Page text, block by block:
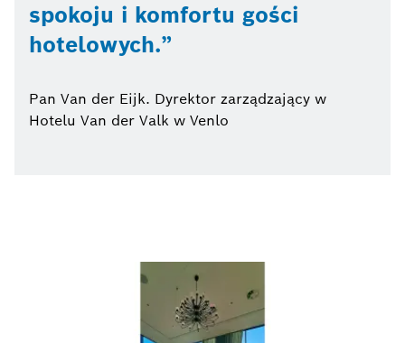
spokoju i komfortu gości
hotelowych.
Pan Van der Eijk. Dyrektor zarządzający w
Hotelu Van der Valk w Venlo